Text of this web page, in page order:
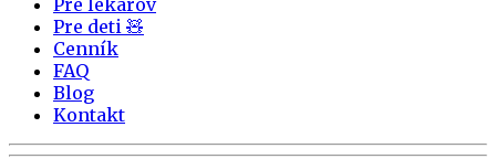
Pre lekárov
Pre deti 🧸
Cenník
FAQ
Blog
Kontakt